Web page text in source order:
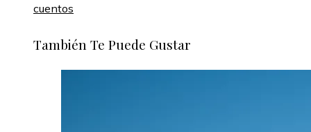
cuentos
También Te Puede Gustar